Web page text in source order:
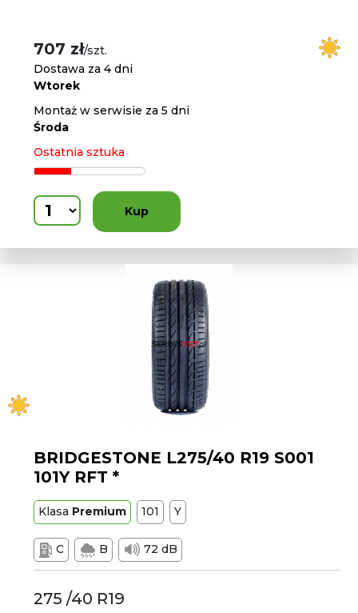
707 zł/szt.
Dostawa za 4 dni
Wtorek
Montaż w serwisie za 5 dni
Środa
Ostatnia sztuka
Kup
BRIDGESTONE L275/40 R19 S001
101Y RFT *
Klasa Premium 101 Y
C B 72 dB
275 /40 R19